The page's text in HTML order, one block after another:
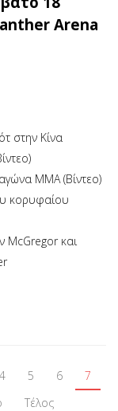
Arena
στην Κίνα
MMA (Βίντεο)
κορυφαίου
McGregor και
4 5 6
7
Τέλος